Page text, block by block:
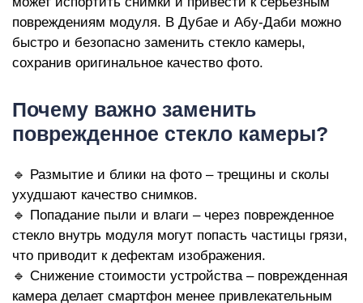
повреждениям модуля. В Дубае и Абу-Даби можно
быстро и безопасно заменить стекло камеры,
сохранив оригинальное качество фото.
Почему важно заменить
поврежденное стекло камеры?
🔹 Размытие и блики на фото – трещины и сколы
ухудшают качество снимков.
🔹 Попадание пыли и влаги – через поврежденное
стекло внутрь модуля могут попасть частицы грязи,
что приводит к дефектам изображения.
🔹 Снижение стоимости устройства – поврежденная
камера делает смартфон менее привлекательным